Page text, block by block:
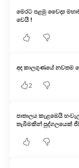
මෙරට පළමු වෛද්‍ය
වෙයි !
අද කාලගුණයේ නවතම
2
පාතාලය කැළඹෙයි
තැබීමකින් පුද්ගලයෙක්